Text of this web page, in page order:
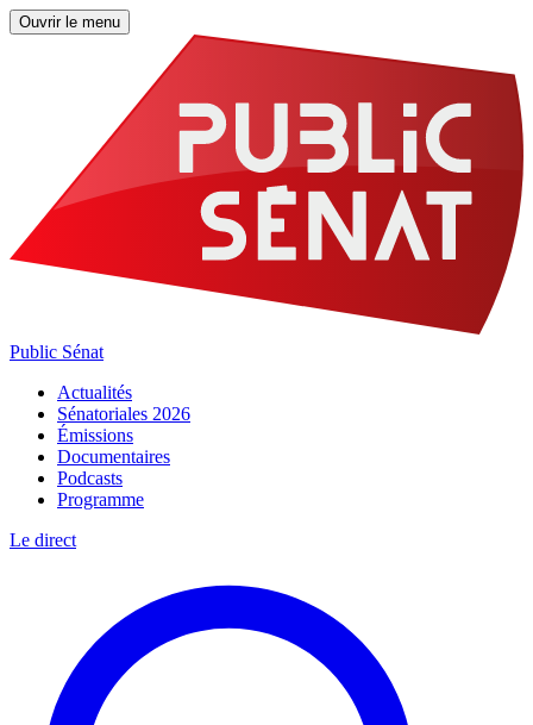
Ouvrir le menu
Public Sénat
Actualités
Sénatoriales 2026
Émissions
Documentaires
Podcasts
Programme
Le direct